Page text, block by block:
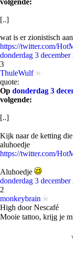
volgende:
[..]
wat is er zionistisch
https://twitter.com/
donderdag 3
3
ThuleWulf
quote:
Op donderdag 3
volgende:
[..]
Kijk naar de ketting die
aluhoedje
https://twitter.com/
Aluhoedje
donderdag 3
2
monkeybrain
High door Nescafé
Mooie tattoo, krijg je